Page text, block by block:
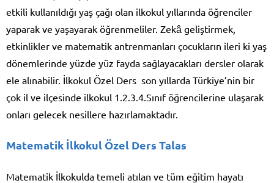
etkili kullanıldığı yaş çağı olan ilkokul yıllarında öğrenciler
yaparak ve yaşayarak öğrenmeliler. Zekâ geliştirmek,
etkinlikler ve matematik antrenmanları çocukların ileri ki yaş
dönemlerinde yüzde yüz fayda sağlayacakları dersler olarak
ele alınabilir. İlkokul Özel Ders son yıllarda Türkiye’nin bir
çok il ve ilçesinde ilkokul 1.2.3.4.Sınıf öğrencilerine ulaşarak
onları gelecek nesillere hazırlamaktadır.
Matematik İlkokul Özel Ders Talas
Matematik İlkokulda temeli atılan ve tüm eğitim hayatı